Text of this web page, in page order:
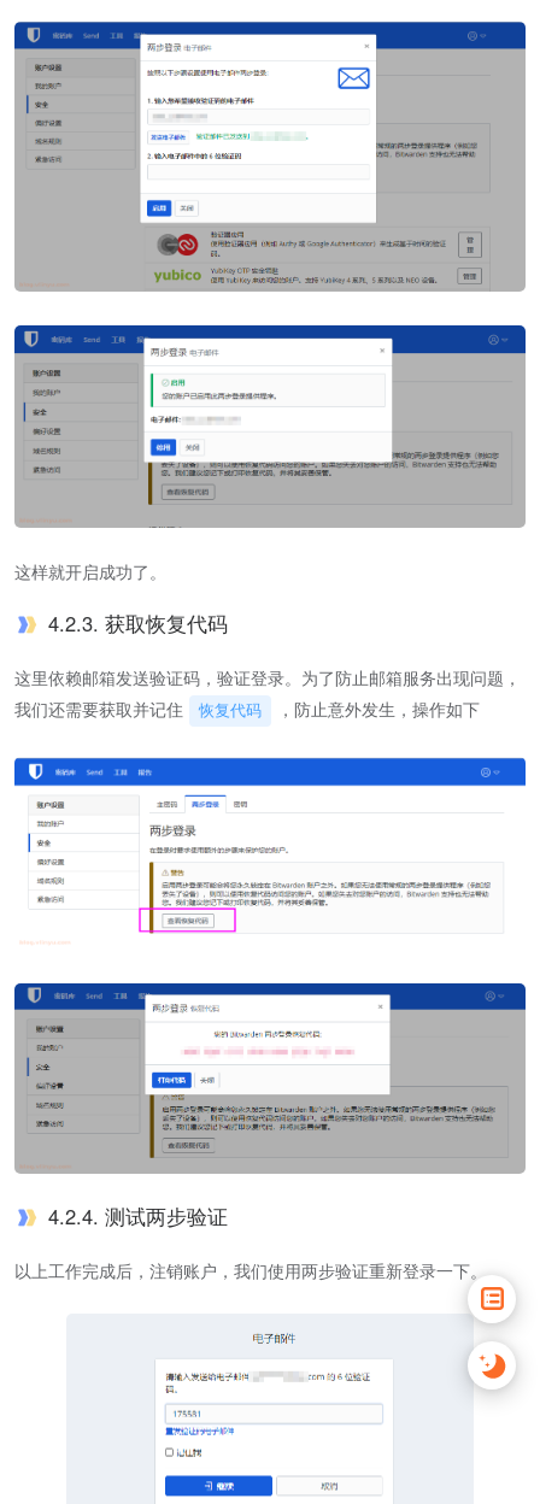
这样就开启成功了。
4.2.3. 获取恢复代码
这里依赖邮箱发送验证码，验证登录。为了防止邮箱服务出现问题，
我们还需要获取并记住
恢复代码 ，防止意外发生，操作如下
4.2.4. 测试两步验证
以上工作完成后，注销账户，我们使用两步验证重新登录一下。